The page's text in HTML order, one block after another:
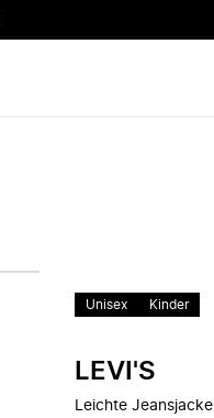
Unisex Kinder
LEVI'S
Leichte Jeansjacke